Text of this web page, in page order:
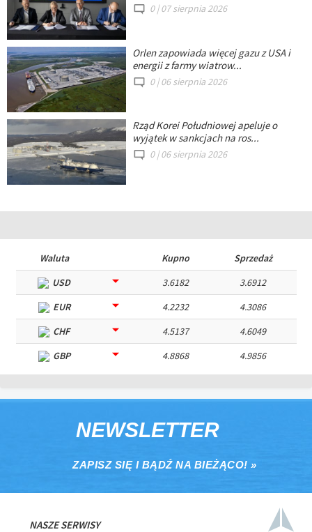
0 |07 sierpnia 2026
Orlen zapowiada więcej gazu z USA i
energii z farmy wiatrow...
0 |06 sierpnia 2026
Rząd Korei Południowej apeluje o
wyjątek w sankcjach na ros...
0 |06 sierpnia 2026
Waluta Kupno
Sprzedaż
USD
3.6182
3.6912
EUR
4.2232
4.3086
CHF
4.5137
4.6049
GBP
4.8868 4.9856
NEWSLETTER
ZAPISZ SIĘ I BĄDŹ NA BIEŻĄCO! »
NASZE SERWISY